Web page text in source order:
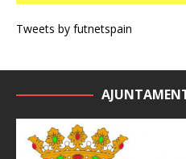
Tweets by futnetspain